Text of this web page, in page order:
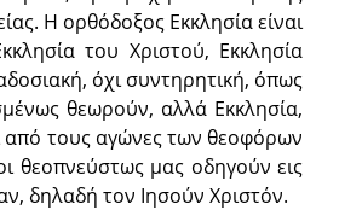
Η ορθόδοξος Εκκλησία είναι
του Χριστού, Εκκλησία
όχι συντηρητική, όπως
θεωρούν, αλλά Εκκλησία,
από τους αγώνες των θεοφόρων
θεοπνεύστως μας οδηγούν εις
δηλαδή τον Ιησούν Χριστόν.